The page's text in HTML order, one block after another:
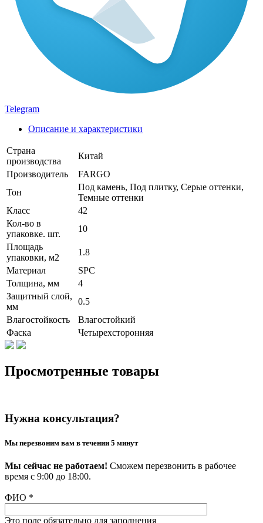
Telegram
Описание и характеристики
Страна
производства
Китай
Производитель
FARGO
Тон
Под камень, Под плитку, Серые оттенки,
Темные оттенки
Класс
42
Кол-во в
упаковке. шт.
10
Площадь
упаковки, м2
1.8
Материал
SPC
Толщина, мм
4
Защитный слой,
мм
0.5
Влагостойкость
Влагостойкий
Фаска
Четырехсторонняя
Просмотренные товары
Нужна консультация?
Мы перезвоним вам в течении 5 минут
Мы сейчас не работаем! Сможем перезвонить в рабочее
время с 9:00 до 18:00.
ФИО *
Это поле обязательно для заполнения